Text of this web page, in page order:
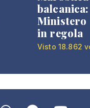
Ministero
in regola
Visto 18.862